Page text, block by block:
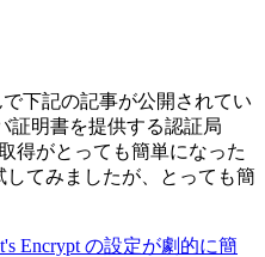
で下記の記事が公開されてい
証明書を提供する認証局
得がとっても簡単になった
てみましたが、とっても簡
Encrypt の設定が劇的に簡